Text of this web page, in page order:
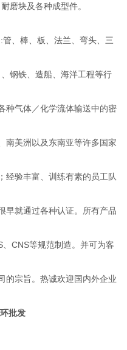
磨块及各种成型件。
、棒、板、法兰、弯头、三
钢铁、造船、海洋工程等行
种气体／化学流体输送中的密
南美洲以及东南亚等许多国家
验丰富、训练有素的员工队
早就通过各种认证。所有产品
CNS等规范制造。并可为客
的宗旨。热诚欢迎国内外企业
批发